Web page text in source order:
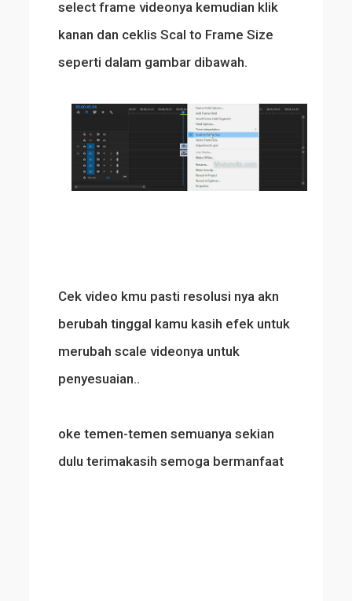
select frame videonya kemudian klik
kanan dan ceklis Scal to Frame Size
seperti dalam gambar dibawah.
Cek video kmu pasti resolusi nya akn
berubah tinggal kamu kasih efek untuk
merubah scale videonya untuk
penyesuaian..
oke temen-temen semuanya sekian
dulu terimakasih semoga bermanfaat